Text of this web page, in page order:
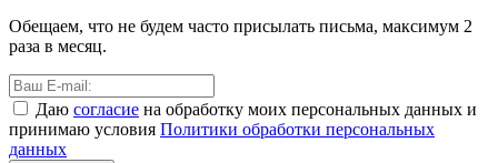
Обещаем, что не будем часто присылать письма, максимум 2
раза в месяц.
Даю согласие на обработку моих персональных данных и
принимаю условия Политики обработки персональных
данных